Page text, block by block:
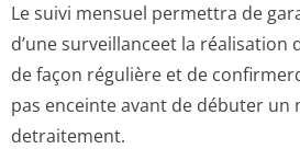
Le suivi mensuel permettra de
d’une surveillanceet la réalisation
de façon régulière et de
pas enceinte avant de débuter un
detraitement.